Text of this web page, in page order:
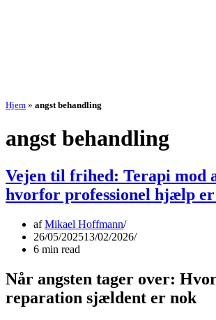
Hjem » angst behandling
angst behandling
Vejen til frihed: Terapi mod
hvorfor professionel hjælp er
afMikael Hoffmann
26/05/202513/02/2026
6 min read
Når angsten tager over:
reparation sjældent er nok